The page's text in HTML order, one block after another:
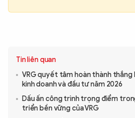
Tin liên quan
VRG quyết tâm hoàn thành thắng
kinh doanh và đầu tư năm 2026
Dấu ấn công trình trọng điểm
triển bền vững của VRG